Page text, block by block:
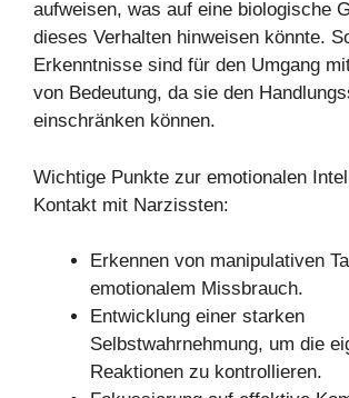
aufweisen, was auf eine biologische
dieses Verhalten hinweisen könnte.
Erkenntnisse sind für den Umgang
von Bedeutung, da sie den
einschränken können.
Wichtige Punkte zur emotionalen
Kontakt mit Narzissten:
Erkennen von manipulativen
emotionalem Missbrauch.
Entwicklung einer starken
Selbstwahrnehmung, um die
Reaktionen zu kontrollieren.